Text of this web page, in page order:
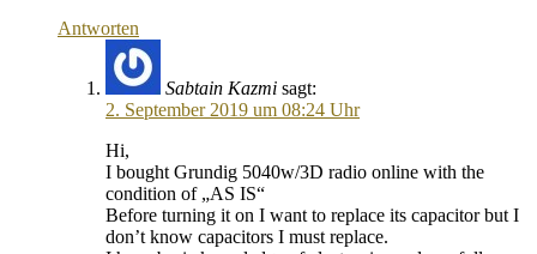
Antworten
Sabtain Kazmi sagt:
2. September 2019 um 08:24 Uhr
Hi,
I bought Grundig 5040w/3D radio online with the
condition of „AS IS“
Before turning it on I want to replace its capacitor but I
don’t know capacitors I must replace.